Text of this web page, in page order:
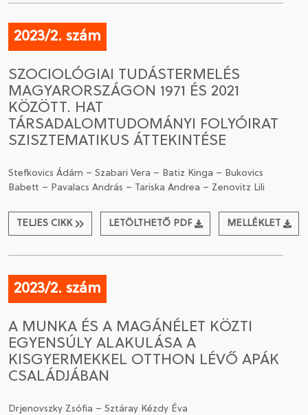
2023/2. szám
SZOCIOLÓGIAI TUDÁSTERMELÉS
MAGYARORSZÁGON 1971 ÉS 2021
KÖZÖTT. HAT
TÁRSADALOMTUDOMÁNYI FOLYÓIRAT
SZISZTEMATIKUS ÁTTEKINTÉSE
Stefkovics Ádám – Szabari Vera – Batiz Kinga – Bukovics
Babett – Pavalacs András – Tariska Andrea – Zenovitz Lili
TELJES CIKK LETÖLTHETŐ PDF MELLÉKLET
2023/2. szám
A MUNKA ÉS A MAGÁNÉLET KÖZTI
EGYENSÚLY ALAKULÁSA A
KISGYERMEKKEL OTTHON LÉVŐ APÁK
CSALÁDJÁBAN
Drjenovszky Zsófia – Sztáray Kézdy Éva